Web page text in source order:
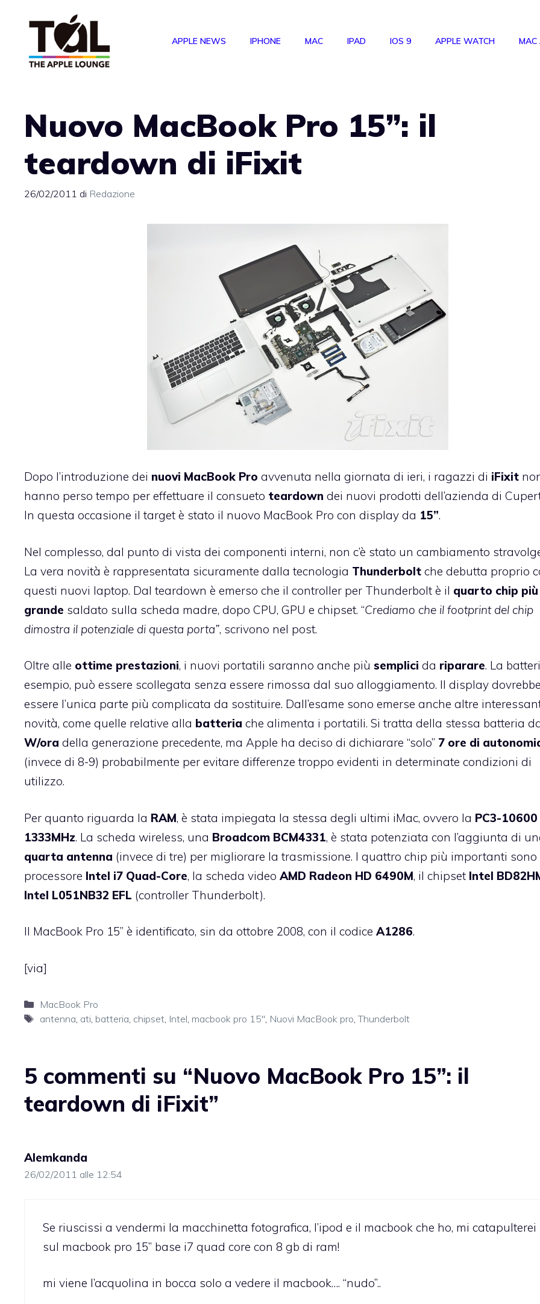
APPLE NEWS IPHONE MAC IPAD IOS 9 APPLE WATCH MAC
Nuovo MacBook Pro 15”: il
teardown di iFixit
26/02/2011 di Redazione
Dopo l’introduzione dei nuovi MacBook Pro avvenuta nella giornata di ieri, i ragazzi di iFixit
hanno perso tempo per effettuare il consueto teardown dei nuovi prodotti dell’azienda di
In questa occasione il target è stato il nuovo MacBook Pro con display da 15”.
Nel complesso, dal punto di vista dei componenti interni, non c’è stato un cambiamento
La vera novità è rappresentata sicuramente dalla tecnologia Thunderbolt che debutta proprio
questi nuovi laptop. Dal teardown è emerso che il controller per Thunderbolt è il quarto chip più
grande saldato sulla scheda madre, dopo CPU, GPU e chipset. “Crediamo che il footprint del chip
dimostra il potenziale di questa porta”, scrivono nel post.
Oltre alle ottime prestazioni, i nuovi portatili saranno anche più semplici da riparare. La
esempio, può essere scollegata senza essere rimossa dal suo alloggiamento. Il display dovrebbe
essere l’unica parte più complicata da sostituire. Dall’esame sono emerse anche altre
novità, come quelle relative alla batteria che alimenta i portatili. Si tratta della stessa batteria
W/ora della generazione precedente, ma Apple ha deciso di dichiarare “solo” 7 ore di
(invece di 8-9) probabilmente per evitare differenze troppo evidenti in determinate condizioni di
utilizzo.
Per quanto riguarda la RAM, è stata impiegata la stessa degli ultimi iMac, ovvero la PC3-10600
1333MHz. La scheda wireless, una Broadcom BCM4331, è stata potenziata con l’aggiunta di
quarta antenna (invece di tre) per migliorare la trasmissione. I quattro chip più importanti sono
processore Intel i7 Quad-Core, la scheda video AMD Radeon HD 6490M, il chipset Intel
Intel L051NB32 EFL (controller Thunderbolt).
Il MacBook Pro 15” è identificato, sin da ottobre 2008, con il codice A1286.
[via]
Categorie
MacBook Pro
Tag
antenna, ati, batteria, chipset, Intel, macbook pro 15'', Nuovi MacBook pro,Thunderbolt
5 commenti su “Nuovo MacBook Pro 15”: il
teardown di iFixit”
Alemkanda
26/02/2011 alle 12:54
Se riuscissi a vendermi la macchinetta fotografica, l’ipod e il macbook che ho, mi catapulterei
sul macbook pro 15” base i7 quad core con 8 gb di ram!
mi viene l’acquolina in bocca solo a vedere il macbook…. “nudo”..